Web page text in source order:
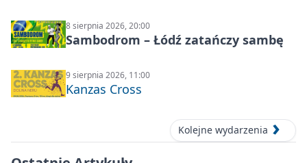
8 sierpnia 2026, 20:00
Sambodrom – Łódź zatańczy sambę
9 sierpnia 2026, 11:00
Kanzas Cross
Kolejne wydarzenia